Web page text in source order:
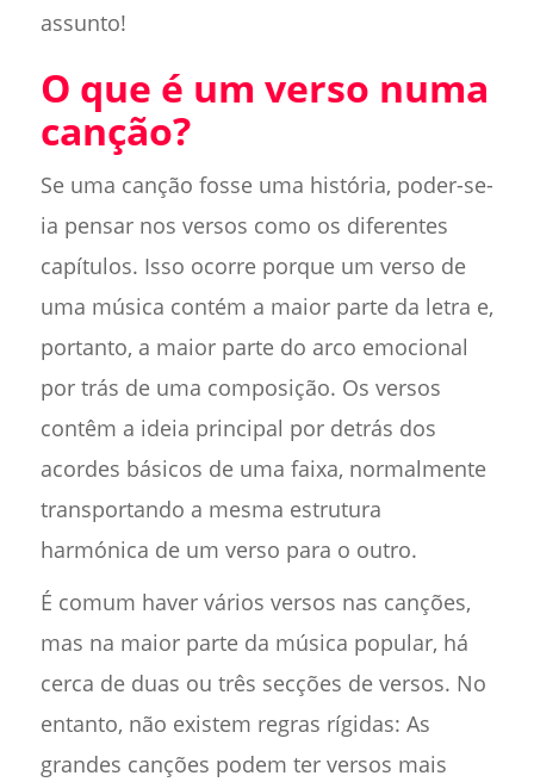
assunto!
O que é um verso numa
canção?
Se uma canção fosse uma história, poder-se-
ia pensar nos versos como os diferentes
capítulos. Isso ocorre porque um verso de
uma música contém a maior parte da letra e,
portanto, a maior parte do arco emocional
por trás de uma composição. Os versos
contêm a ideia principal por detrás dos
acordes básicos de uma faixa, normalmente
transportando a mesma estrutura
harmónica de um verso para o outro.
É comum haver vários versos nas canções,
mas na maior parte da música popular, há
cerca de duas ou três secções de versos. No
entanto, não existem regras rígidas: As
grandes canções podem ter versos mais